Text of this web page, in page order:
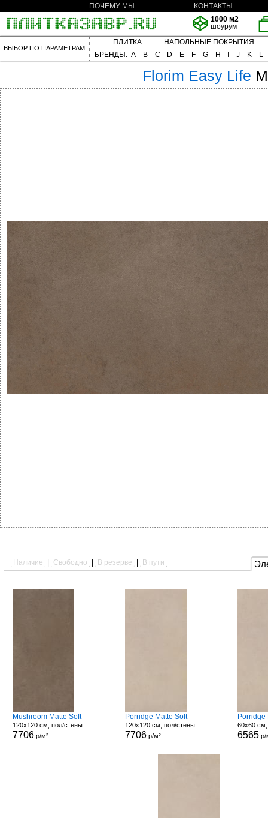
ПОЧЕМУ МЫ
КОНТАКТЫ
1000 м2
шоурум
ВЫБОР ПО ПАРАМЕТРАМ
ПЛИТКА
НАПОЛЬНЫЕ ПОКРЫТИЯ
БРЕНДЫ: A B C D E F G H J K L
Florim Easy Life
Наличие Свободно В резерве В пути
Mushroom Matte Soft
120x120 см, пол/стены
7706р/м²
Porridge Matte Soft
120x120 см, пол/стены
7706 р/м²
Porridge
60x60
6565 р/